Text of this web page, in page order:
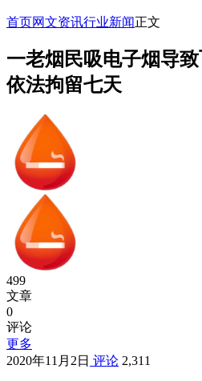
首页网文资讯行业新闻正文
一老烟民吸电子烟导
依法拘留七天
499
文章
0
评论
更多
2020年11月2日 评论 2,311